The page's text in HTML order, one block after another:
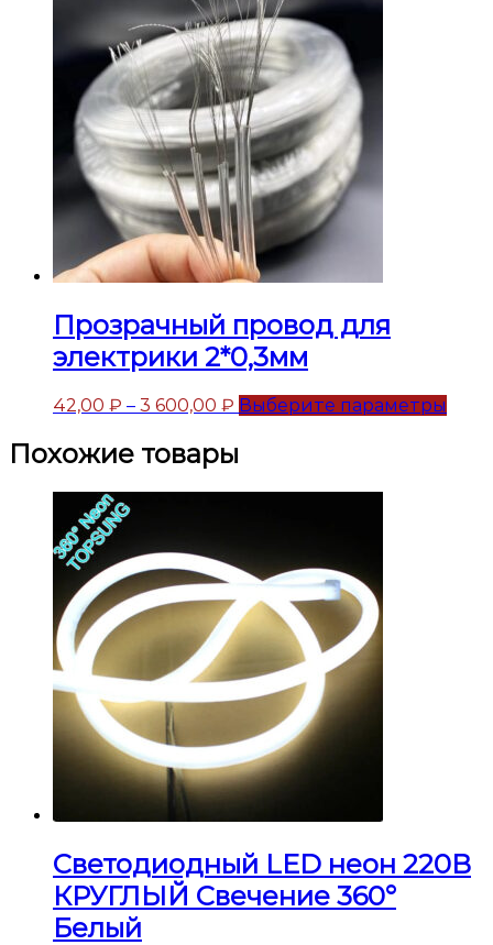
Прозрачный провод для
электрики 2*0,3мм
42,00 ₽ – 3 600,00 ₽ Выберите параметры
Похожие товары
Светодиодный LED неон 220В
КРУГЛЫЙ Свечение 360°
Белый